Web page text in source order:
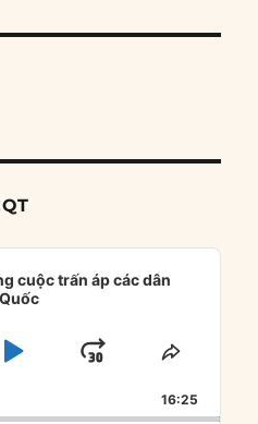
cuộc trấn áp các dân
PLAYJUMP
FORWARD
SHARE
16:25